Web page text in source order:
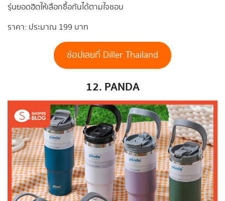
รุ่นยอดฮิตให้เลือกซื้อกันได้ตามใจชอบ
ราคา: ประมาณ 199 บาท
ช้อปเลยที่ Diller Thailand
12. PANDA